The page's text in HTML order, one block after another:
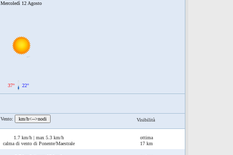
Mercoledì 12 Agosto
37° 22°
Vento: km/h<-->nodi Visibilità
1.7 km/h | max 5.3 km/h
calma di vento di Ponente/Maestrale
ottima
17 km